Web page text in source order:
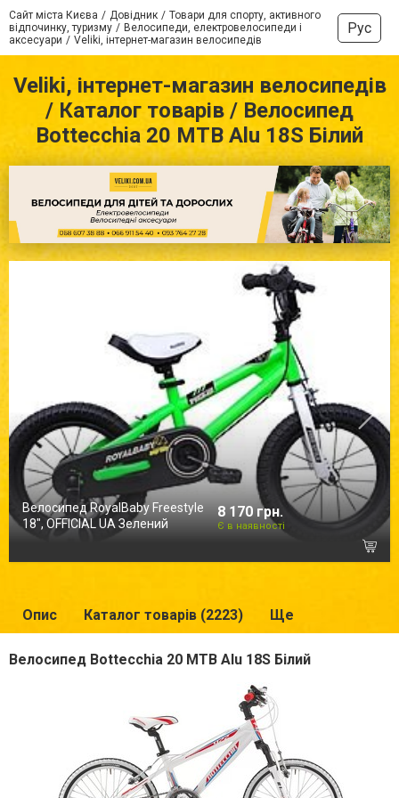
Сайт міста Києва Довідник
Товари для спорту, активного
відпочинку, туризму
Велосипеди, електровелосипеди і
аксесуари
Veliki, інтернет-магазин велосипедів
Рус
Veliki, інтернет-магазин велосипедів
/ Каталог товарів / Велосипед
Bottecchia 20 MTB Alu 18S Білий
Велосипед RoyalBaby Freestyle
18", OFFICIAL UA Зелений
8 170 грн.
Є в наявності
Опис Каталог товарів (2223) Ще
Велосипед Bottecchia 20 MTB Alu 18S Білий